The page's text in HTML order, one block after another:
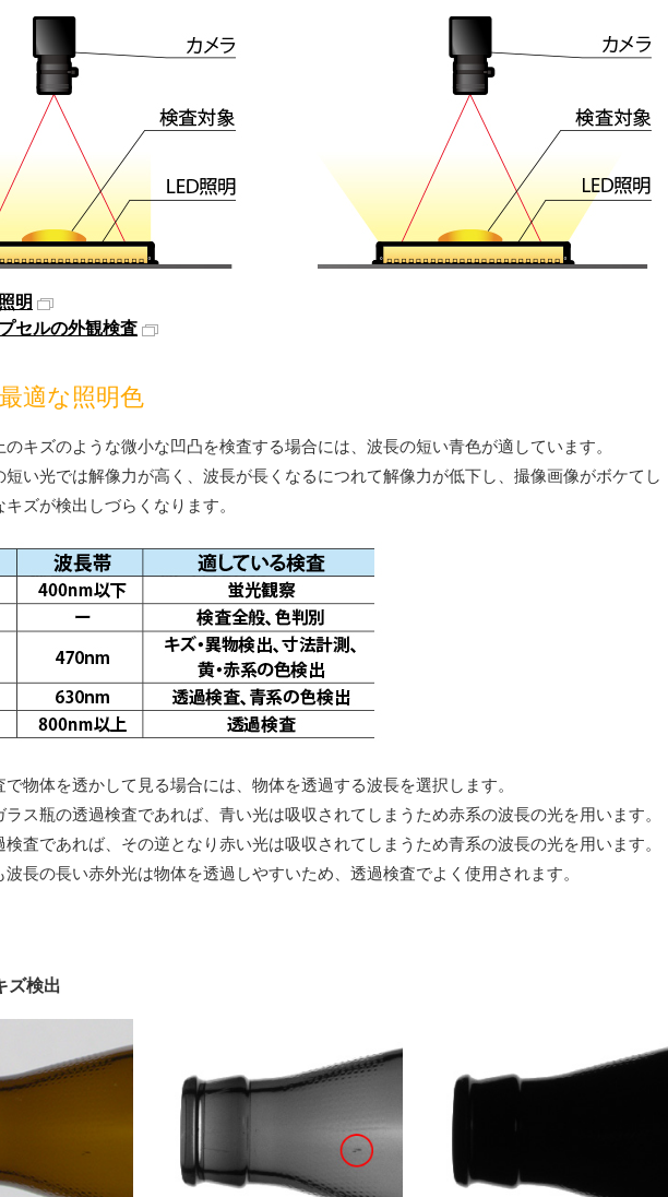
明
セルの外観検査
適な照明色
キズのような微小な凹凸を検査する場合には、波長の短い青色が適しています。
短い光では解像力が高く、波長が長くなるにつれて解像力が低下し、撮像画像がボケてし
ズが検出しづらくなります。
物体を透かして見る場合には、物体を透過する波長を選択します。
ス瓶の透過検査であれば、青い光は吸収されてしまうため赤系の波長の光を用います。
査であれば、その逆となり赤い光は吸収されてしまうため青系の波長の光を用います。
波長の長い赤外光は物体を透過しやすいため、透過検査でよく使用されます。
ズ検出